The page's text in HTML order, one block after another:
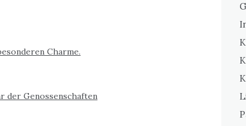
Charme.
der Genossenschaften